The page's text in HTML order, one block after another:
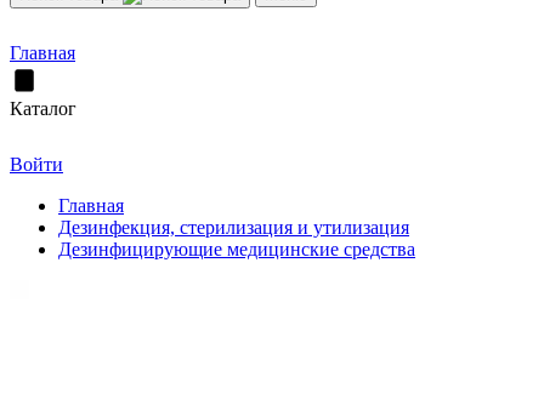
Главная
Каталог
Войти
Главная
Дезинфекция, стерилизация и утилизация
Дезинфицирующие медицинские средства